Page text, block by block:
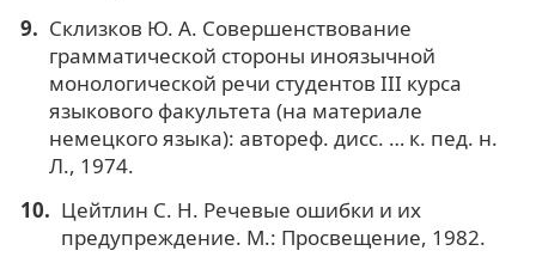
Склизков Ю. А. Совершенствование
грамматической стороны иноязычной
монологической речи студентов III курса
языкового факультета (на материале
немецкого языка): автореф. дисс. … к. пед. н.
Л., 1974.
Цейтлин С. Н. Речевые ошибки и их
предупреждение. М.: Просвещение, 1982.